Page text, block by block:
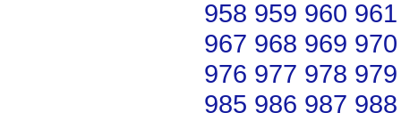
958 959 960 961
967 968 969 970
976 977 978 979
985 986 987 988